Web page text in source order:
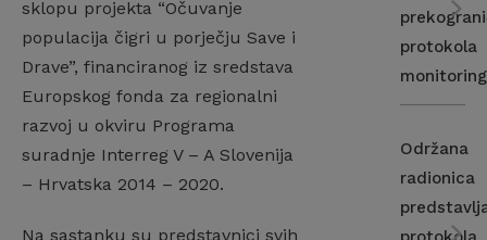
sklopu projekta “Očuvanje
populacija čigri u porječju Save i
Drave”, financiranog iz sredstava
Europskog fonda za regionalni
razvoj u okviru Programa
suradnje Interreg V – A Slovenija
– Hrvatska 2014 – 2020.
Na sastanku su predstavnici svih
protokola
Održana
radionica